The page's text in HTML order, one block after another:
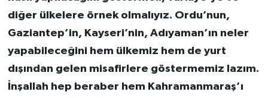
diğer ülkelere örnek olmalıyız. Ordu’nun,
Gaziantep’in, Kayseri’nin, Adıyaman’ın neler
yapabileceğini hem ülkemiz hem de yurt
dışından gelen misafirlere göstermemiz lazım.
İnşallah hep beraber hem Kahramanmaraş’ı